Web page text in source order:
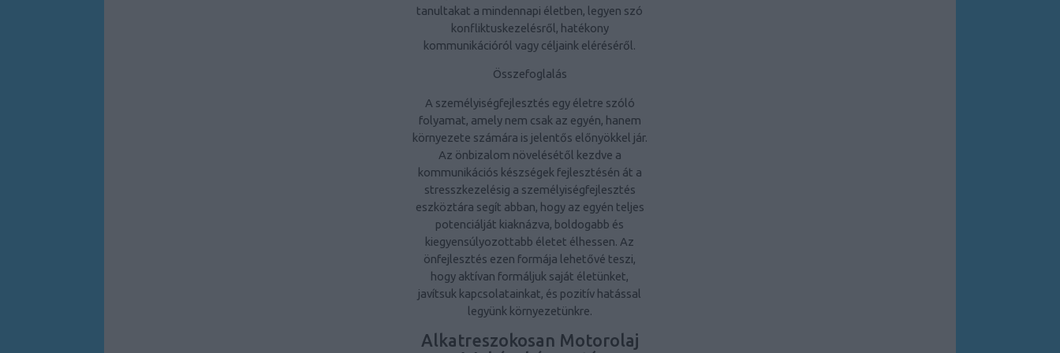
tanultakat a mindennapi életben, legyen szó
konfliktuskezelésről, hatékony
kommunikációról vagy céljaink eléréséről.
Összefoglalás
A személyiségfejlesztés egy életre szóló
folyamat, amely nem csak az egyén, hanem
környezete számára is jelentős előnyökkel jár.
Az önbizalom növelésétől kezdve a
kommunikációs készségek fejlesztésén át a
stresszkezelésig a személyiségfejlesztés
eszköztára segít abban, hogy az egyén teljes
potenciálját kiaknázva, boldogabb és
kiegyensúlyozottabb életet élhessen. Az
önfejlesztés ezen formája lehetővé teszi,
hogy aktívan formáljuk saját életünket,
javítsuk kapcsolatainkat, és pozitív hatással
legyünk környezetünkre.
Alkatreszokosan Motorolaj